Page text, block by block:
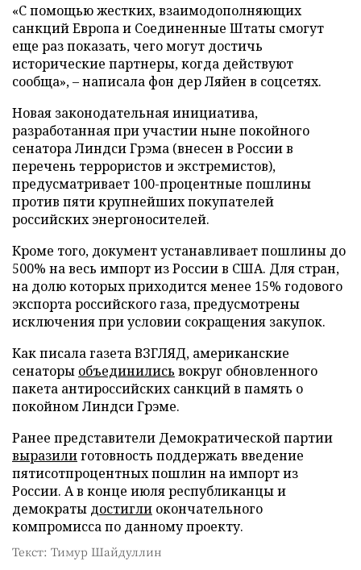
«С помощью жестких, взаимодополняющих
санкций Европа и Соединенные Штаты смогут
еще раз показать, чего могут достичь
исторические партнеры, когда действуют
сообща», – написала фон дер Ляйен в соцсетях.
Новая законодательная инициатива,
разработанная при участии ныне покойного
сенатора Линдси Грэма (внесен в России в
перечень террористов и экстремистов),
предусматривает 100-процентные пошлины
против пяти крупнейших покупателей
российских энергоносителей.
Кроме того, документ устанавливает пошлины до
500% на весь импорт из России в США. Для стран,
на долю которых приходится менее 15% годового
экспорта российского газа, предусмотрены
исключения при условии сокращения закупок.
Как писала газета ВЗГЛЯД, американские
сенаторы объединились вокруг обновленного
пакета антироссийских санкций в память о
покойном Линдси Грэме.
Ранее представители Демократической партии
выразилиготовность поддержать введение
пятисотпроцентных пошлин на импорт из
России. А в конце июля республиканцы и
демократы достигли окончательного
компромисса по данному проекту.
Текст: Тимур Шайдуллин